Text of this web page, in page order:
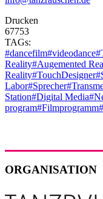
Drucken
67753
TAGs:
#dancefilm#videodance
Reality#Augemented
Reality#TouchDesigner
Labor#Sprecher
Station#Digital Media
program#Filmprogramm
ORGANISATION